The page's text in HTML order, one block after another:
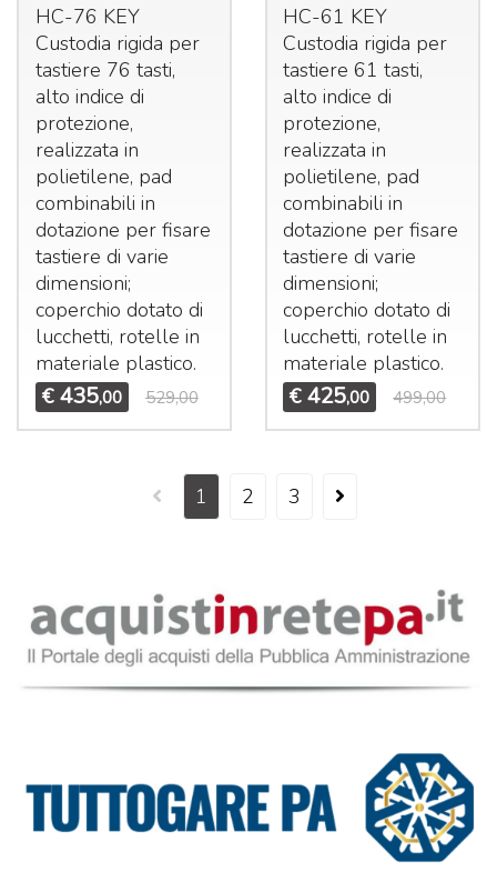
HC-76 KEY
Custodia rigida per
tastiere 76 tasti,
alto indice di
protezione,
realizzata in
polietilene, pad
combinabili in
dotazione per fisare
tastiere di varie
dimensioni;
coperchio dotato di
lucchetti, rotelle in
materiale plastico.
€ 435,00 529,00
HC-61 KEY
Custodia rigida per
tastiere 61 tasti,
alto indice di
protezione,
realizzata in
polietilene, pad
combinabili in
dotazione per fisare
tastiere di varie
dimensioni;
coperchio dotato di
lucchetti, rotelle in
materiale plastico.
€ 425,00 499,00
1 2 3